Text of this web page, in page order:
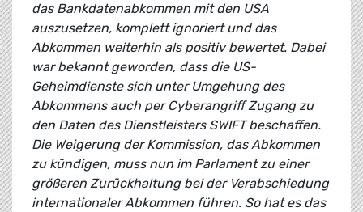
das Bankdatenabkommen mit den USA
auszusetzen, komplett ignoriert und das
Abkommen weiterhin als positiv bewertet. Dabei
war bekannt geworden, dass die US-
Geheimdienste sich unter Umgehung des
Abkommens auch per Cyberangriff Zugang zu
den Daten des Dienstleisters SWIFT beschaffen.
Die Weigerung der Kommission, das Abkommen
zu kündigen, muss nun im Parlament zu einer
größeren Zurückhaltung bei der Verabschiedung
internationaler Abkommen führen. So hat es das